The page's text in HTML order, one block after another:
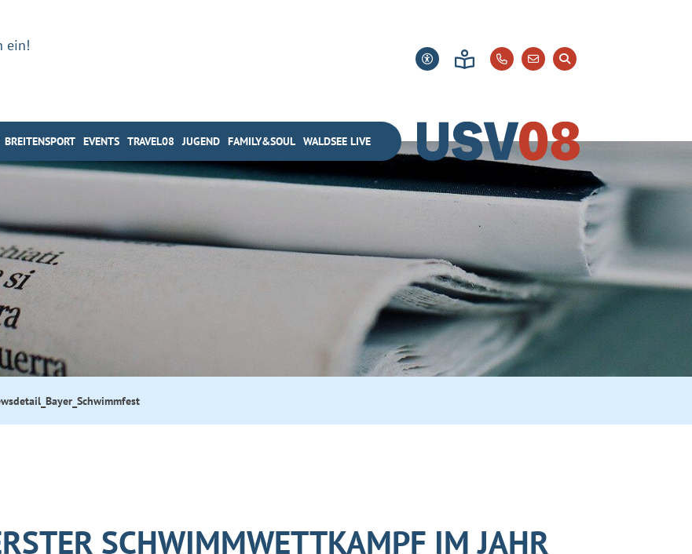
ein!
BREITENSPORT EVENTS TRAVEL08 JUGEND FAMILY&SOUL WALDSEE LIVE
SCHWIMMWETTKAMPF IM JAHR